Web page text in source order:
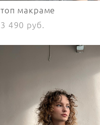
топ макраме
3 490 pуб.